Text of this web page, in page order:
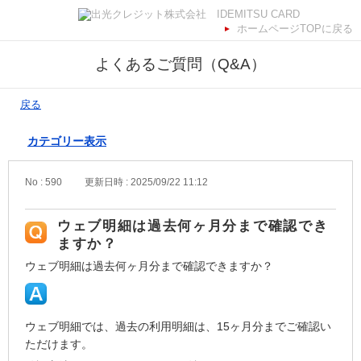
ホームページTOPに戻る
よくあるご質問（Q&A）
戻る
カテゴリー表示
No : 590 更新日時 : 2025/09/22 11:12
ウェブ明細は過去何ヶ月分まで確認でき
ますか？
ウェブ明細は過去何ヶ月分まで確認できますか？
ウェブ明細では、過去の利用明細は、15ヶ月分までご確認い
ただけます。